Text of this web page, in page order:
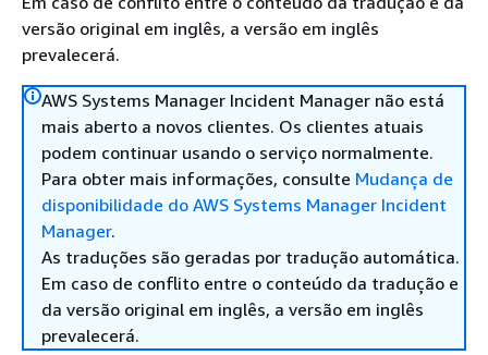
versão original em inglês, a versão em inglês
prevalecerá.
AWS Systems Manager Incident Manager não está
mais aberto a novos clientes. Os clientes atuais
podem continuar usando o serviço normalmente.
Para obter mais informações, consulte Mudança de
disponibilidade do AWS Systems Manager Incident
Manager.
As traduções são geradas por tradução automática.
Em caso de conflito entre o conteúdo da tradução e
da versão original em inglês, a versão em inglês
prevalecerá.